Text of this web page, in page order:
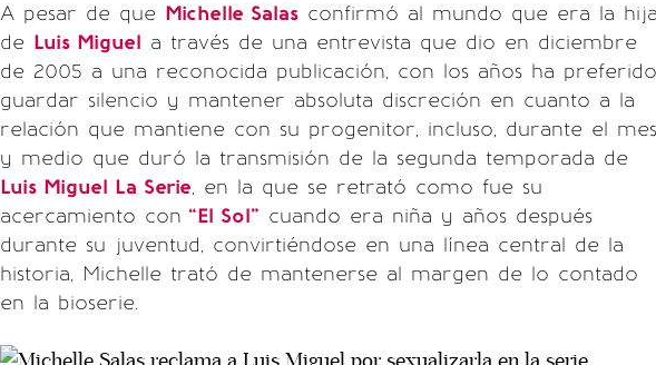
A pesar de que Michelle Salas confirmó al mundo que era la hija
de Luis Miguel a través de una entrevista que dio en diciembre
de 2005 a una reconocida publicación, con los años ha preferido
guardar silencio y mantener absoluta discreción en cuanto a la
relación que mantiene con su progenitor, incluso, durante el mes
y medio que duró la transmisión de la segunda temporada de
Luis Miguel La Serie, en la que se retrató como fue su
acercamiento con “El Sol” cuando era niña y años después
durante su juventud, convirtiéndose en una línea central de la
historia, Michelle trató de mantenerse al margen de lo contado
en la bioserie.